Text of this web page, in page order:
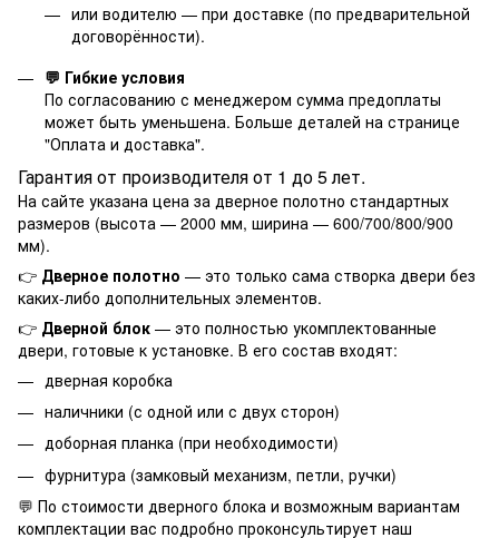
или водителю — при доставке (по предварительной
договорённости).
💬 Гибкие условия
По согласованию с менеджером сумма предоплаты
может быть уменьшена. Больше деталей на странице
"Оплата и доставка".
Гарантия от производителя от 1 до 5 лет.
На сайте указана цена за дверное полотно стандартных
размеров (высота — 2000 мм, ширина — 600/700/800/900
мм).
👉 Дверное полотно — это только сама створка двери без
каких-либо дополнительных элементов.
👉 Дверной блок — это полностью укомплектованные
двери, готовые к установке. В его состав входят:
дверная коробка
наличники (с одной или с двух сторон)
доборная планка (при необходимости)
фурнитура (замковый механизм, петли, ручки)
💬 По стоимости дверного блока и возможным вариантам
комплектации вас подробно проконсультирует наш